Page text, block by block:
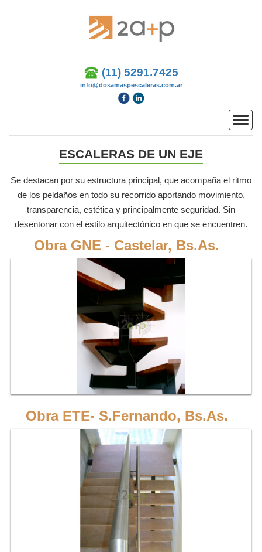
(11) 5291.7425
info@dosamaspescaleras.com.ar
Menu
ESCALERAS DE UN EJE
Se destacan por su estructura principal, que acompaña el ritmo
de los peldaños en todo su recorrido aportando movimiento,
transparencia, estética y principalmente seguridad. Sin
desentonar con el estilo arquitectónico en que se encuentren.
Obra GNE - Castelar, Bs.As.
Escalera de 1 eje, recta en 2 tramos, en forma de "U" con estructura de hierro y
Obra ETE- S.Fernando, Bs.As.
Escalera de 1 eje, recta en 2 tramos, en forma de "U" con estructura de hierro y